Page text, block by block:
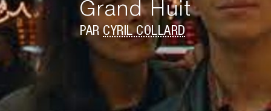
Grand Huit
PAR CYRIL COLLARD